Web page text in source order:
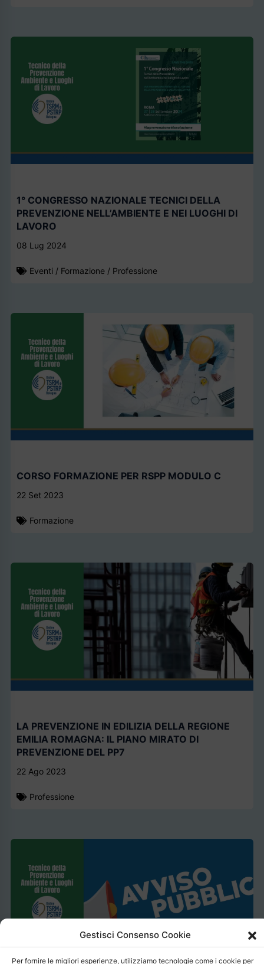
Gestisci Consenso Cookie
Per fornire le migliori esperienze, utilizziamo tecnologie come i cookie per
1° CONGRESSO NAZIONALE TECNICI DELLA
PREVENZIONE NELL’AMBIENTE E NEI LUOGHI DI
LAVORO
08 Lug 2024
Eventi / Formazione / Professione
CORSO FORMAZIONE PER RSPP MODULO C
22 Set 2023
Formazione
LA PREVENZIONE IN EDILIZIA DELLA REGIONE
EMILIA ROMAGNA: IL PIANO MIRATO DI
PREVENZIONE DEL PP7
22 Ago 2023
Professione